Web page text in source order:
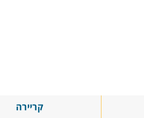
קריירה